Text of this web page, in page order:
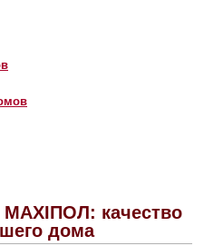
качество
дома